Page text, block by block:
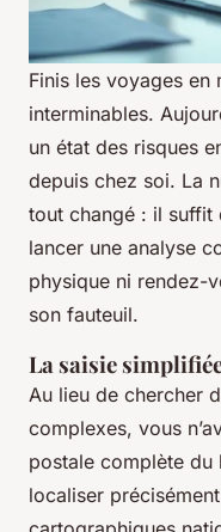
Finis les voyages en
interminables.
un état des risques
depuis chez soi. La
tout changé : il suffit
lancer une analyse
physique ni rendez-
son fauteuil.
La saisie
Au lieu de chercher
complexes, vous
postale complète du
localiser